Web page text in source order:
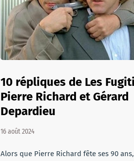
10 répliques de Les
Pierre Richard et Gérard
Depardieu
16 août 2024
Alors que Pierre Richard fête ses 90